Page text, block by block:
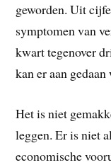
geworden. Uit
symptomen van
kwart tegenover
kan er aan gedaan
Het is niet
leggen. Er is niet
economische